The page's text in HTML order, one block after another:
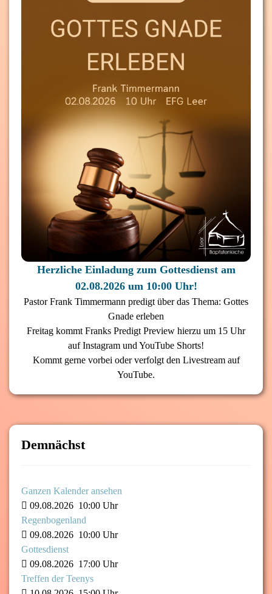
Herzliche Einladung zum Gottesdienst am
02.08.2026 um 10:00 Uhr!
Pastor Frank Timmermann predigt über das Thema: Gottes
Gnade erleben
Freitag kommt Franks Predigt Preview hierzu um 15 Uhr
auf Instagram und YouTube Shorts!
Kommt gerne vorbei oder verfolgt den Livestream auf
YouTube.
Demnächst
Ganzen Kalender ansehen
09.08.2026 10:00 Uhr
Regenbogenland
09.08.2026 10:00 Uhr
Gottesdienst
09.08.2026 17:00 Uhr
Treffen der Teenys